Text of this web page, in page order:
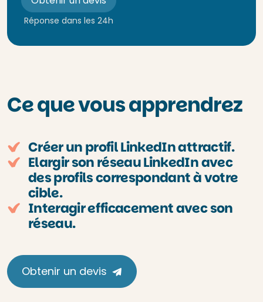
Réponse dans les 24h
Ce que vous apprendrez
Créer un profil LinkedIn attractif.
Elargir son réseau LinkedIn avec
des profils correspondant à votre
cible.
Interagir efficacement avec son
réseau.
Obtenir un devis